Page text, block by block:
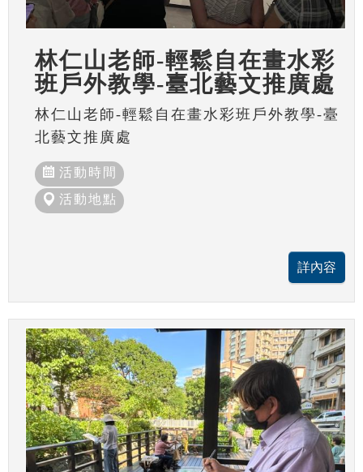
林仁山老師-輕鬆自在畫水彩
班戶外教學-臺北藝文推廣處
林仁山老師-輕鬆自在畫水彩班戶外教學-臺
北藝文推廣處
活動時間
活動地點